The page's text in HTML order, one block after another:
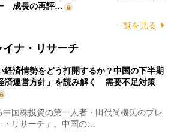
成長の再評…
一覧を見る
イナ・リサーチ
経済情勢をどう打開するか？中国の下半期
済運営方針」を読み解く 需要不足対策
国株投資の第一人者・田代尚機氏のプレ
リサーチ」。中国の…